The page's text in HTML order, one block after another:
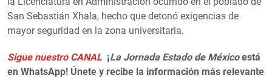
San Sebastián Xhala, hecho que detonó exigencias de
mayor seguridad en la zona universitaria.
Sigue nuestro CANAL ¡La Jornada Estado de Méxicoestá
en WhatsApp! Únete y recibe la información más relevante